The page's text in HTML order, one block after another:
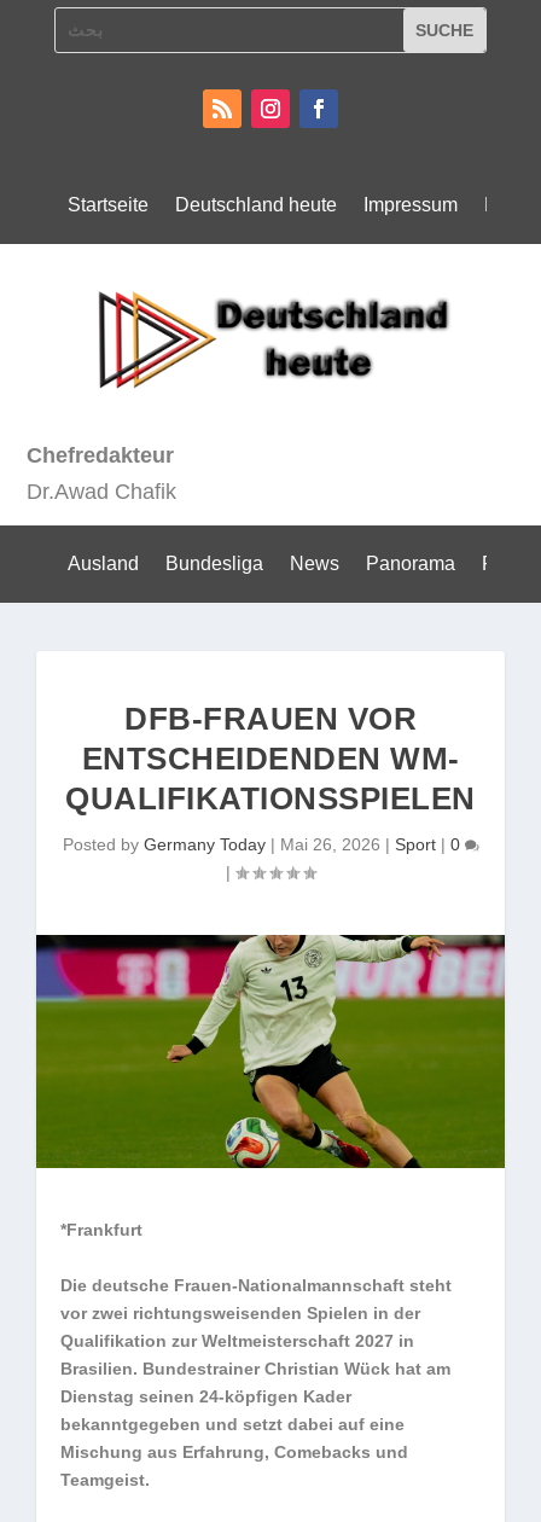
Startseite Deutschland heute Impressum
Chefredakteur
Dr.Awad Chafik
Ausland Bundesliga News Panorama Politik
DFB-FRAUEN VOR
ENTSCHEIDENDEN WM-
QUALIFIKATIONSSPIELEN
Posted by Germany Today| Mai 26, 2026 | Sport| 0
|
*Frankfurt
Die deutsche Frauen-Nationalmannschaft steht
vor zwei richtungsweisenden Spielen in der
Qualifikation zur Weltmeisterschaft 2027 in
Brasilien. Bundestrainer Christian Wück hat am
Dienstag seinen 24-köpfigen Kader
bekanntgegeben und setzt dabei auf eine
Mischung aus Erfahrung, Comebacks und
Teamgeist.